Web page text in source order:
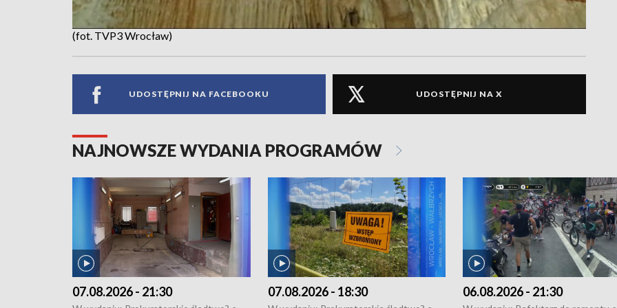
(fot. TVP3 Wrocław)
UDOSTĘPNIJ NA FACEBOOKU UDOSTĘPNIJ NA X
NAJNOWSZE WYDANIA PROGRAMÓW
07.08.2026 - 21:30 07.08.2026 - 18:30 06.08.2026 - 21:30